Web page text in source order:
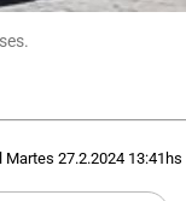
Martes 27.2.2024 13:41hs